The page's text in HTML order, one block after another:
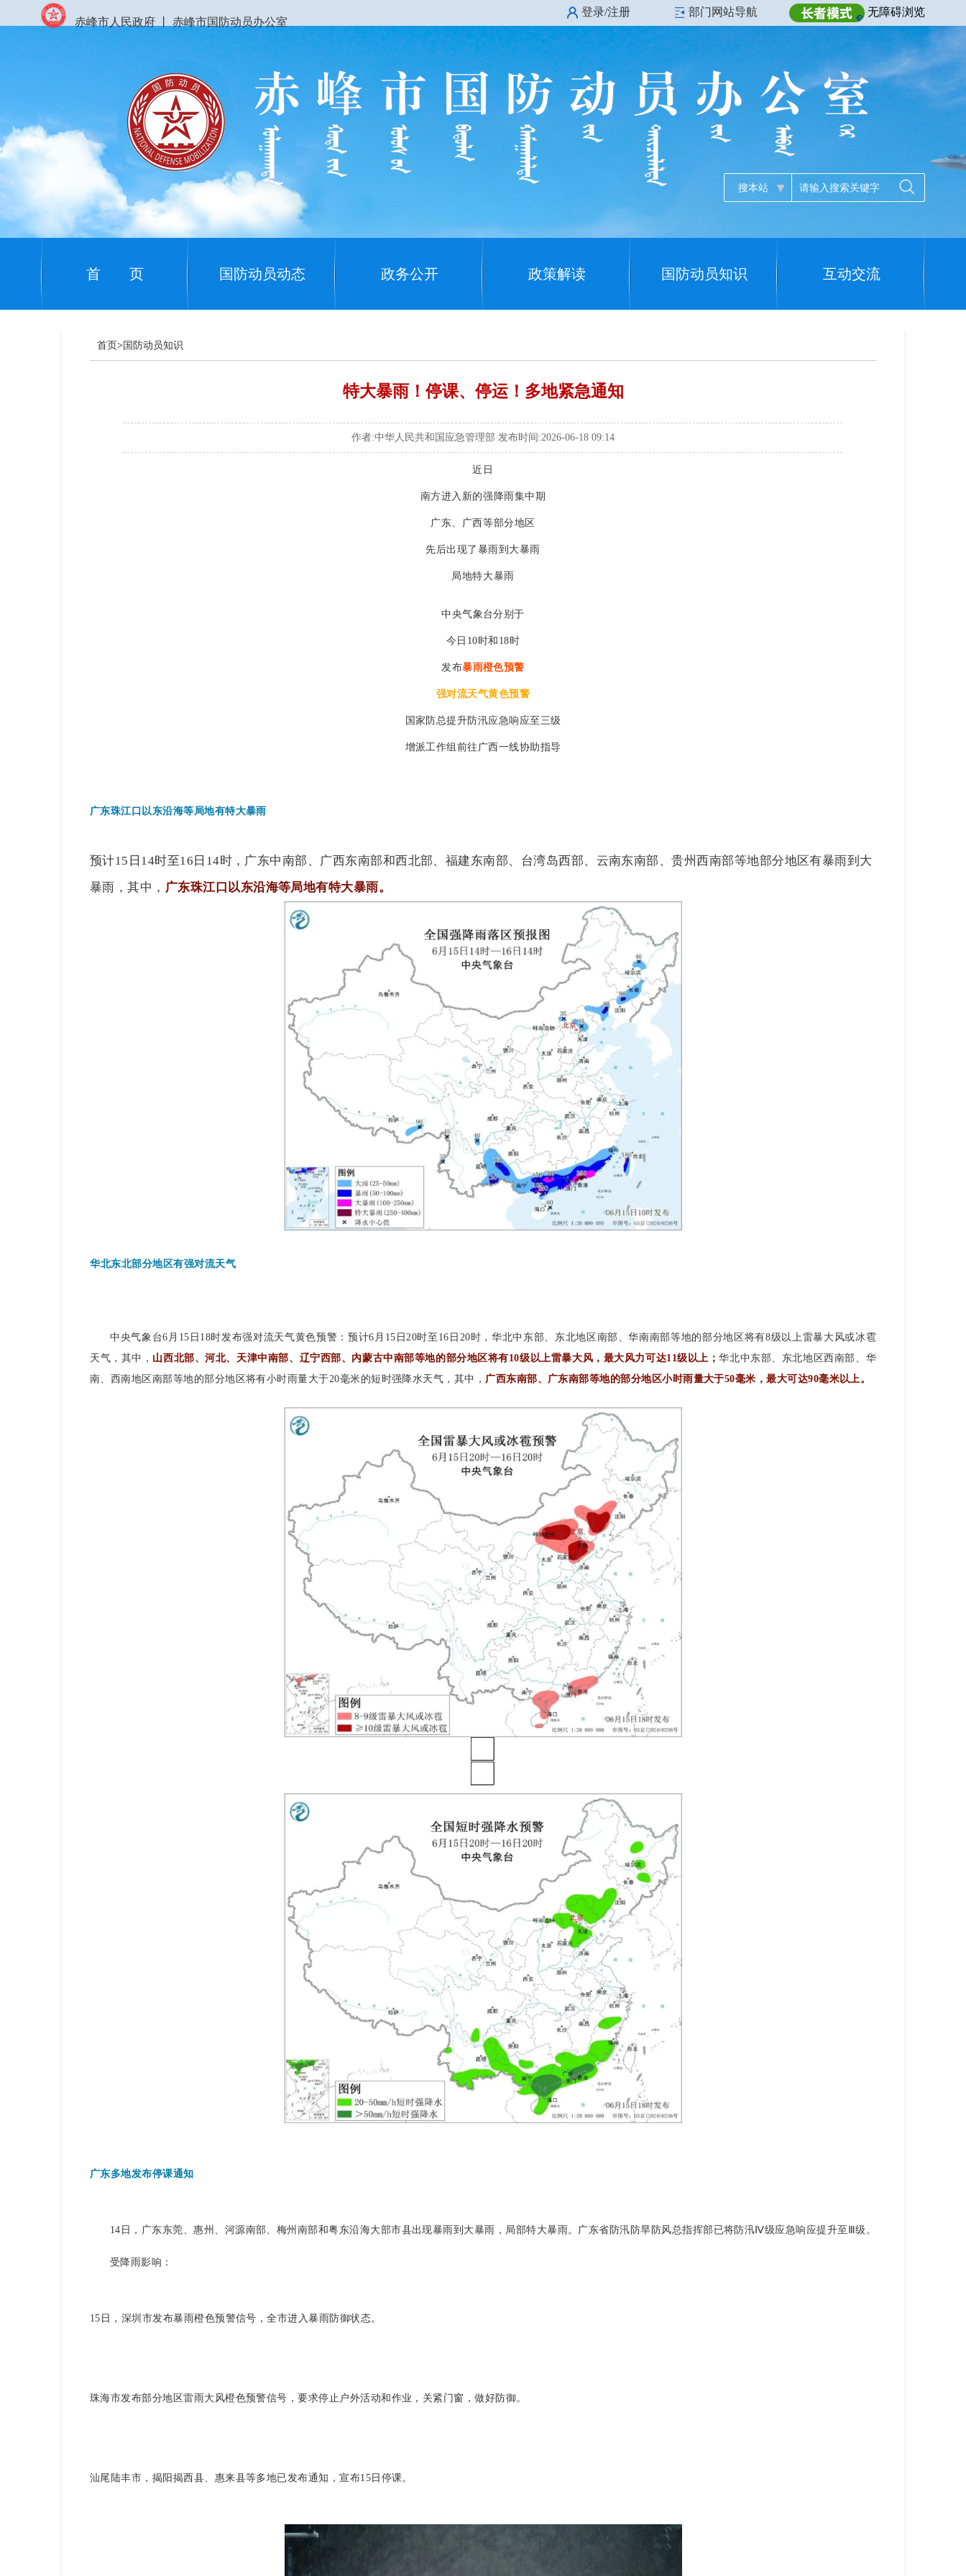
赤峰市人民政府 赤峰市国防动员办公室
登录/注册 部门网站导航 无障碍浏览
搜本站
首 页 国防动员动态 政务公开 政策解读 国防动员知识 互动交流
首页> 国防动员知识
特大暴雨！停课、停运！多地紧急通知
作者:中华人民共和国应急管理部 发布时间:2026-06-18 09:14
近日
南方进入新的强降雨集中期
广东、广西等部分地区
先后出现了暴雨到大暴雨
局地特大暴雨
中央气象台分别于
今日10时和18时
发布暴雨橙色预警
强对流天气黄色预警
国家防总提升防汛应急响应至三级
增派工作组前往广西一线协助指导
广东珠江口以东沿海等局地有特大暴雨
预计15日14时至16日14时，广东中南部、广西东南部和西北部、福建东南部、台湾岛西部、云南东南部、贵州西南部等地部分地区有暴雨到大
暴雨，其中， 广东珠江口以东沿海等局地有特大暴雨。
华北东北部分地区有强对流天气
中央气象台6月15日18时发布强对流天气黄色预警：预计6月15日20时至16日20时，华北中东部、东北地区南部、华南南部等地的部分地区将有8级以上雷暴大风或冰雹
天气，其中， 山西北部、河北、天津中南部、辽宁西部、内蒙古中南部等地的部分地区将有10级以上雷暴大风，最大风力可达11级以上；华北中东部、东北地区西南部、华
南、西南地区南部等地的部分地区将有小时雨量大于20毫米的短时强降水天气，其中， 广西东南部、广东南部等地的部分地区小时雨量大于50毫米，最大可达90毫米以上。
广东多地发布停课通知
14日，广东东莞、惠州、河源南部、梅州南部和粤东沿海大部市县出现暴雨到大暴雨，局部特大暴雨。广东省防汛防旱防风总指挥部已将防汛Ⅳ级应急响应提升至Ⅲ级。
受降雨影响：
15日，深圳市发布暴雨橙色预警信号，全市进入暴雨防御状态。
珠海市发布部分地区雷雨大风橙色预警信号，要求停止户外活动和作业，关紧门窗，做好防御。
汕尾陆丰市，揭阳揭西县、惠来县等多地已发布通知，宣布15日停课。